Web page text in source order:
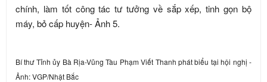
Bí thư Tỉnh ủy Bà Rịa-Vũng Tàu Phạm Viết Thanh phát biểu tại hội nghị -
Ảnh: VGP/Nhật Bắc